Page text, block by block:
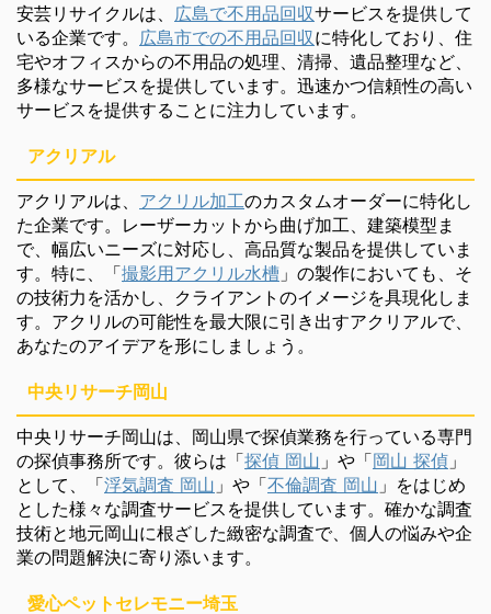
安芸リサイクルは、 広島で不用品回収サービスを提供して
いる企業です。 広島市での不用品回収に特化しており、住
宅やオフィスからの不用品の処理、清掃、遺品整理など、
多様なサービスを提供しています。迅速かつ信頼性の高い
サービスを提供することに注力しています。
アクリアル
アクリアルは、 アクリル加工のカスタムオーダーに特化し
た企業です。レーザーカットから曲げ加工、建築模型ま
で、幅広いニーズに対応し、高品質な製品を提供していま
す。特に、「撮影用アクリル水槽 」の製作においても、そ
の技術力を活かし、クライアントのイメージを具現化しま
す。アクリルの可能性を最大限に引き出すアクリアルで、
あなたのアイデアを形にしましょう。
中央リサーチ岡山
中央リサーチ岡山は、岡山県で探偵業務を行っている専門
の探偵事務所です。彼らは「探偵 岡山 」や「岡山 探偵 」
として、「浮気調査 岡山 」や「不倫調査 岡山 」をはじめ
とした様々な調査サービスを提供しています。確かな調査
技術と地元岡山に根ざした緻密な調査で、個人の悩みや企
業の問題解決に寄り添います。
愛心ペットセレモニー埼玉